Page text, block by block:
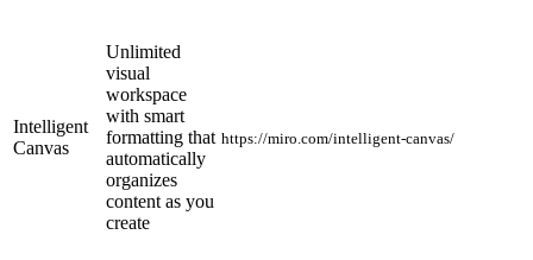
Intelligent
Canvas
Unlimited
visual
workspace
with smart
formatting that
automatically
organizes
content as you
create
https://miro.com/intelligent-canvas/